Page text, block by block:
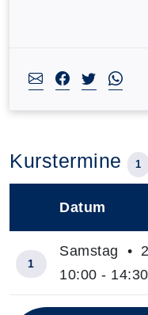
Kurstermine 1
Insgesamt gibt es
Datum
1
Samstag •
10:00 -